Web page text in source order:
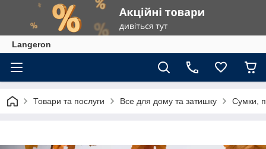
Langeron
Товари та послуги Все для дому та затишку Сумки,